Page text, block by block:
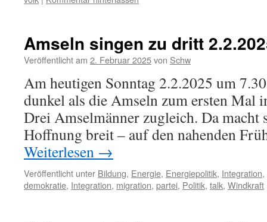
Amseln singen zu dritt
Veröffentlicht am 2. Februar 2025von Schw
Am heutigen Sonntag 2.2.2025 um
dunkel als die Amseln zum ersten Mal
Drei Amselmänner zugleich. Da macht
Hoffnung breit – auf den nahenden
Weiterlesen →
Veröffentlicht unter Bildung, Energie, Energiepolitik, Integration,
demokratie, Integration, migration, partei, Politik, talk, Windkraft